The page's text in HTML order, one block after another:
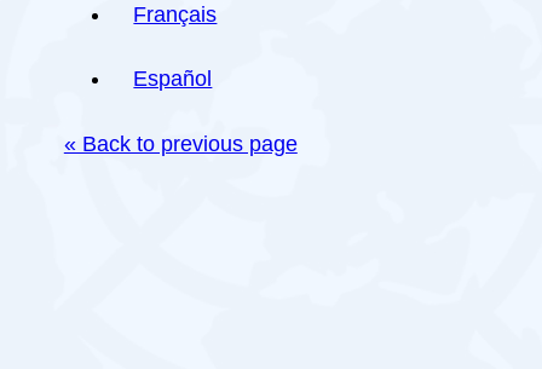
Français
Español
« Back to previous page